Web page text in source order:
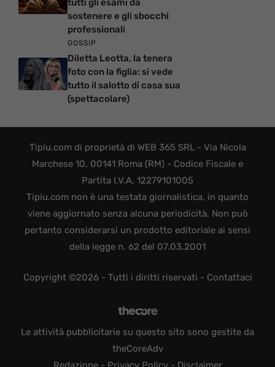
tutti gli esami da
sostenere e gli sbocchi
professionali
GOSSIP
Diletta Leotta, la tenera
foto con la figlia: si vede
tutto il salotto di casa sua
(spettacolare)
Tipiu.com di proprietà di WEB 365 SRL - Via Nicola
Marchese 10, 00141 Roma (RM) - Codice Fiscale e
Partita I.V.A. 12279101005
Tipiu.com non è una testata giornalistica, in quanto
viene aggiornato senza alcuna periodicità. Non può
pertanto considerarsi un prodotto editoriale ai sensi
della legge n. 62 del 07.03.2001
Copyright ©2026 - Tutti i diritti riservati - Contattaci
Le attività pubblicitarie su questo sito sono gestite da
theCoreAdv